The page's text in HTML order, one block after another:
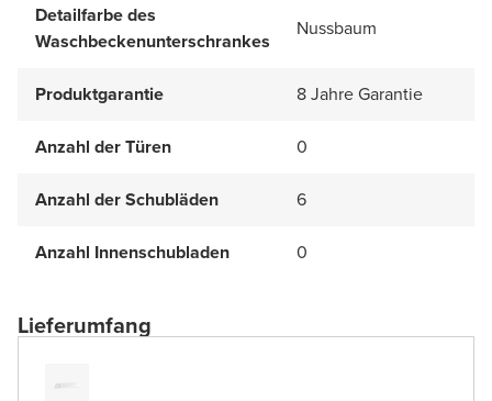
Detailfarbe des
Waschbeckenunterschrankes
Nussbaum
Produktgarantie 8 Jahre Garantie
Anzahl der Türen 0
Anzahl der Schubläden 6
Anzahl Innenschubladen 0
Lieferumfang